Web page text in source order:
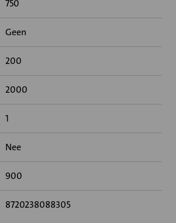
750
Geen
200
2000
1
Nee
900
8720238088305